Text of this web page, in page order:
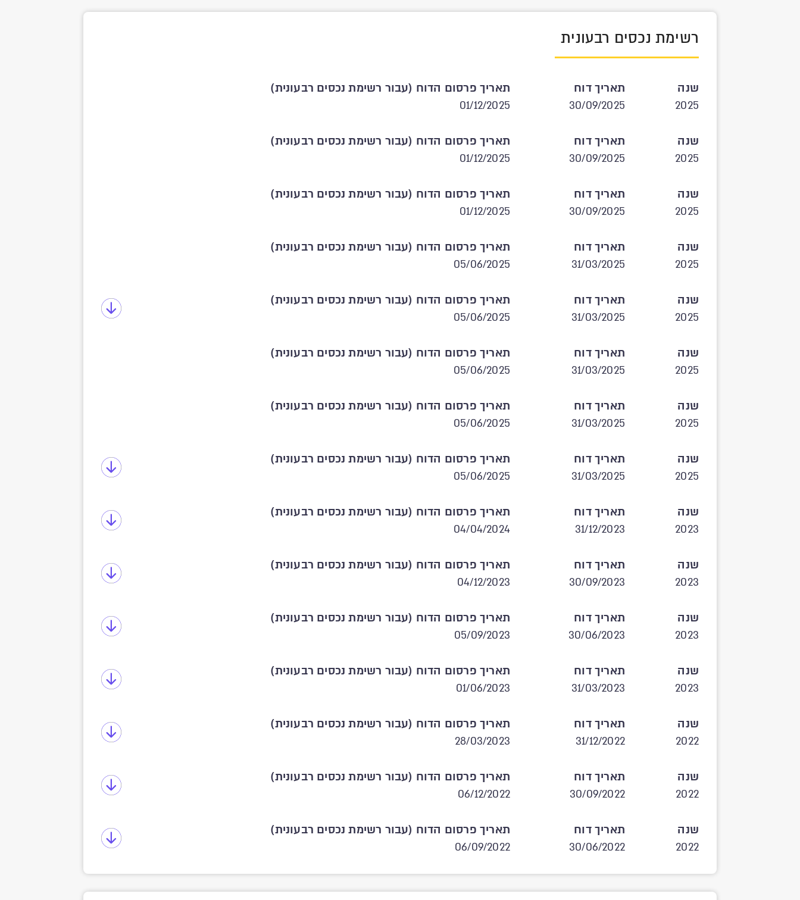
רשימת נכסים רבעונית
שנה
2025
תאריך דוח
30/09/2025
תאריך פרסום הדוח (עבור רשימת נכסים רבעונית)
01/12/2025
שנה
2025
תאריך דוח
30/09/2025
תאריך פרסום הדוח (עבור רשימת נכסים רבעונית)
01/12/2025
שנה
2025
תאריך דוח
30/09/2025
תאריך פרסום הדוח (עבור רשימת נכסים רבעונית)
01/12/2025
שנה
2025
תאריך דוח
31/03/2025
תאריך פרסום הדוח (עבור רשימת נכסים רבעונית)
05/06/2025
שנה
2025
תאריך דוח
31/03/2025
תאריך פרסום הדוח (עבור רשימת נכסים רבעונית)
05/06/2025
שנה
2025
תאריך דוח
31/03/2025
תאריך פרסום הדוח (עבור רשימת נכסים רבעונית)
05/06/2025
שנה
2025
תאריך דוח
31/03/2025
תאריך פרסום הדוח (עבור רשימת נכסים רבעונית)
05/06/2025
שנה
2025
תאריך דוח
31/03/2025
תאריך פרסום הדוח (עבור רשימת נכסים רבעונית)
05/06/2025
שנה
2023
תאריך דוח
31/12/2023
תאריך פרסום הדוח (עבור רשימת נכסים רבעונית)
04/04/2024
שנה
2023
תאריך דוח
30/09/2023
תאריך פרסום הדוח (עבור רשימת נכסים רבעונית)
04/12/2023
שנה
2023
תאריך דוח
30/06/2023
תאריך פרסום הדוח (עבור רשימת נכסים רבעונית)
05/09/2023
שנה
2023
תאריך דוח
31/03/2023
תאריך פרסום הדוח (עבור רשימת נכסים רבעונית)
01/06/2023
שנה
2022
תאריך דוח
31/12/2022
תאריך פרסום הדוח (עבור רשימת נכסים רבעונית)
28/03/2023
שנה
2022
תאריך דוח
30/09/2022
תאריך פרסום הדוח (עבור רשימת נכסים רבעונית)
06/12/2022
שנה
2022
תאריך דוח
30/06/2022
תאריך פרסום הדוח (עבור רשימת נכסים רבעונית)
06/09/2022